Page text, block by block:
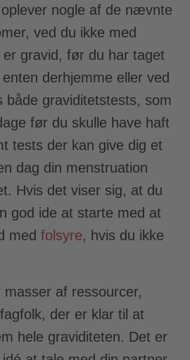
nogle af de nævnte
ved du ikke med
gravid, før du har taget
derhjemme eller ved
graviditetstests, som
før du skulle have haft
tests der kan give dig et
dag din menstruation
Hvis det viser sig, at du
god ide at starte med at
med folsyre, hvis du ikke
af ressourcer,
der er klar til at
hele graviditeten. Det er